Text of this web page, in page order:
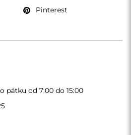
pátku od 7:00 do 15:00
Pinterest